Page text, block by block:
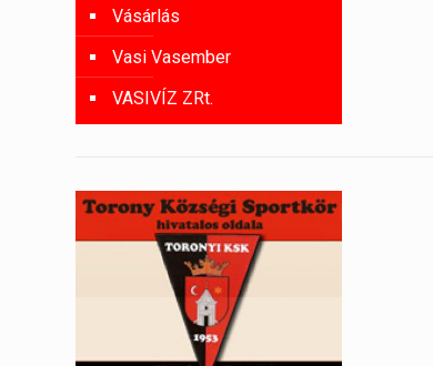
Vásárlás
Vasi Vasember
VASIVÍZ ZRt.